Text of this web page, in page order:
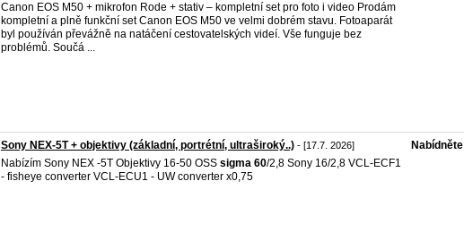
Canon EOS M50 + mikrofon Rode + stativ – kompletní set pro foto i video Prodám
kompletní a plně funkční set Canon EOS M50 ve velmi dobrém stavu. Fotoaparát
byl používán převážně na natáčení cestovatelských videí. Vše funguje bez
problémů. Součá ...
Sony NEX-5T + objektivy (základní, portrétní, ultraširoký..) - [17.7. 2026]
Nabízím Sony NEX -5T Objektivy 16-50 OSS sigma 60/2,8 Sony 16/2,8 VCL-ECF1
- fisheye converter VCL-ECU1 - UW converter x0,75
Nabídněte